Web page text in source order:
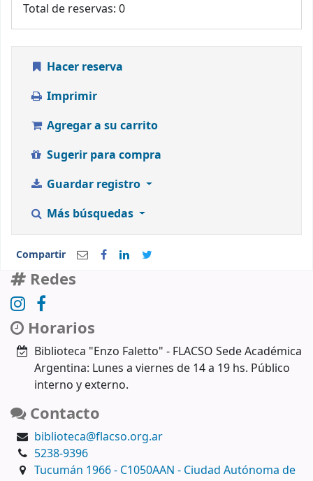
Total de reservas: 0
Hacer reserva
Imprimir
Agregar a su carrito
Sugerir para compra
Guardar registro
Más búsquedas
Compartir
Redes
Horarios
Biblioteca "Enzo Faletto" - FLACSO Sede Académica
Argentina: Lunes a viernes de 14 a 19 hs. Público
interno y externo.
Contacto
biblioteca@flacso.org.ar
5238-9396
Tucumán 1966 - C1050AAN - Ciudad Autónoma de